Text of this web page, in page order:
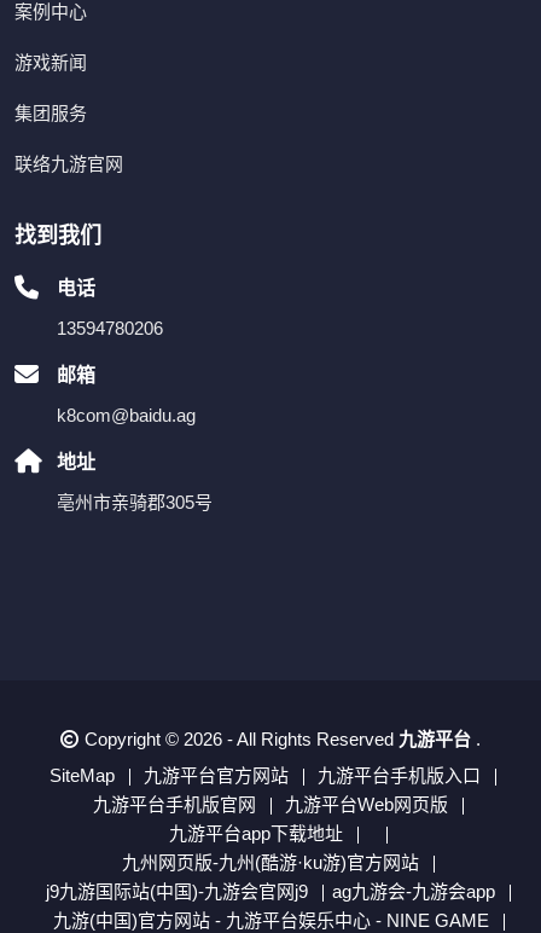
案例中心
游戏新闻
集团服务
联络九游官网
找到我们
电话
13594780206
邮箱
k8com@baidu.ag
地址
亳州市亲骑郡305号
Copyright © 2026 - All Rights Reserved 九游平台 .
SiteMap
九游平台官方网站
九游平台手机版入口
九游平台手机版官网
九游平台Web网页版
九游平台app下载地址
九州网页版-九州(酷游·ku游)官方网站
j9九游国际站(中国)-九游会官网j9
ag九游会-九游会app
九游(中国)官方网站 - 九游平台娱乐中心 - NINE GAME